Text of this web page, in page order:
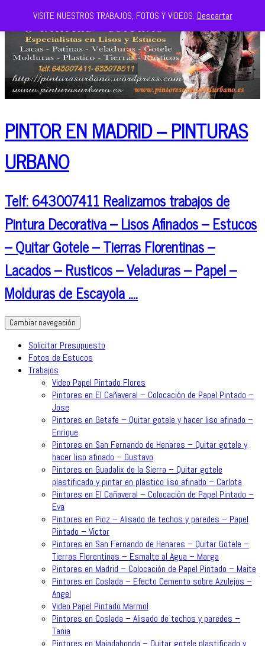
PINTOR EN MADRID – PINTURAS
URBANO
Telf: 643007411 Realizamos trabajos de
Pintura Decorativa – Lisos Afinados – Estucos
– Quitar Gotele – Tierras Florentinas –
Lacados – Rusticos – Veladuras – Papel –
Molduras de Escayola ….
Cambiar navegación
Solicitar Presupuesto
Fotos de Estucos
Trabajos
Video Papel Pintado Flores
Pintores en El Cañaveral – Colocación de Papel Pintado –
Jose
Pintores en Getafe – Quitar gotele y hacer liso afinado –
Enrique
Pintores en San Fernando de Henares – Quitar gotele y
hacer liso afinado – Gustavo
Pintores en Guadalix de la Sierra – Quitar gotele
plastificado y pintar en plastico liso afinado – Carlota
Pintores en El Cañaveral – Colocación de Papel Pintado –
Eva
Pintores en Pioz – Alisado de techos y paredes – Papel
Pintado – Victor
Pintores en San Fernando de Henares – Quitar Gotele –
Tierras Florentinas – Esmalte al Agua – Marga
Pintores en Madrid – Colocación de Papel Pintado – Maite
Pintores en Coslada – Efecto Cemento sobre Azulejos –
Angel
Video Papel Pintado Marmol
Pintores en Coslada – Alisado de techos y paredes –
Tania
Pintores en Majadahonda – Quitar gotele plastificado y
VISITE NUESTROS TRABAJOS, FOTOS Y VIDEOS. Descartar